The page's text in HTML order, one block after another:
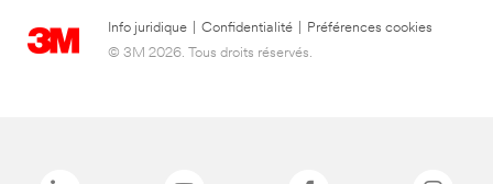
Info juridique Confidentialité
Préférences cookies
© 3M 2026. Tous droits réservés.